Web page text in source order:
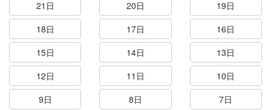
21日
20日
19日
18日
17日
16日
15日
14日
13日
12日
11日
10日
9日
8日
7日